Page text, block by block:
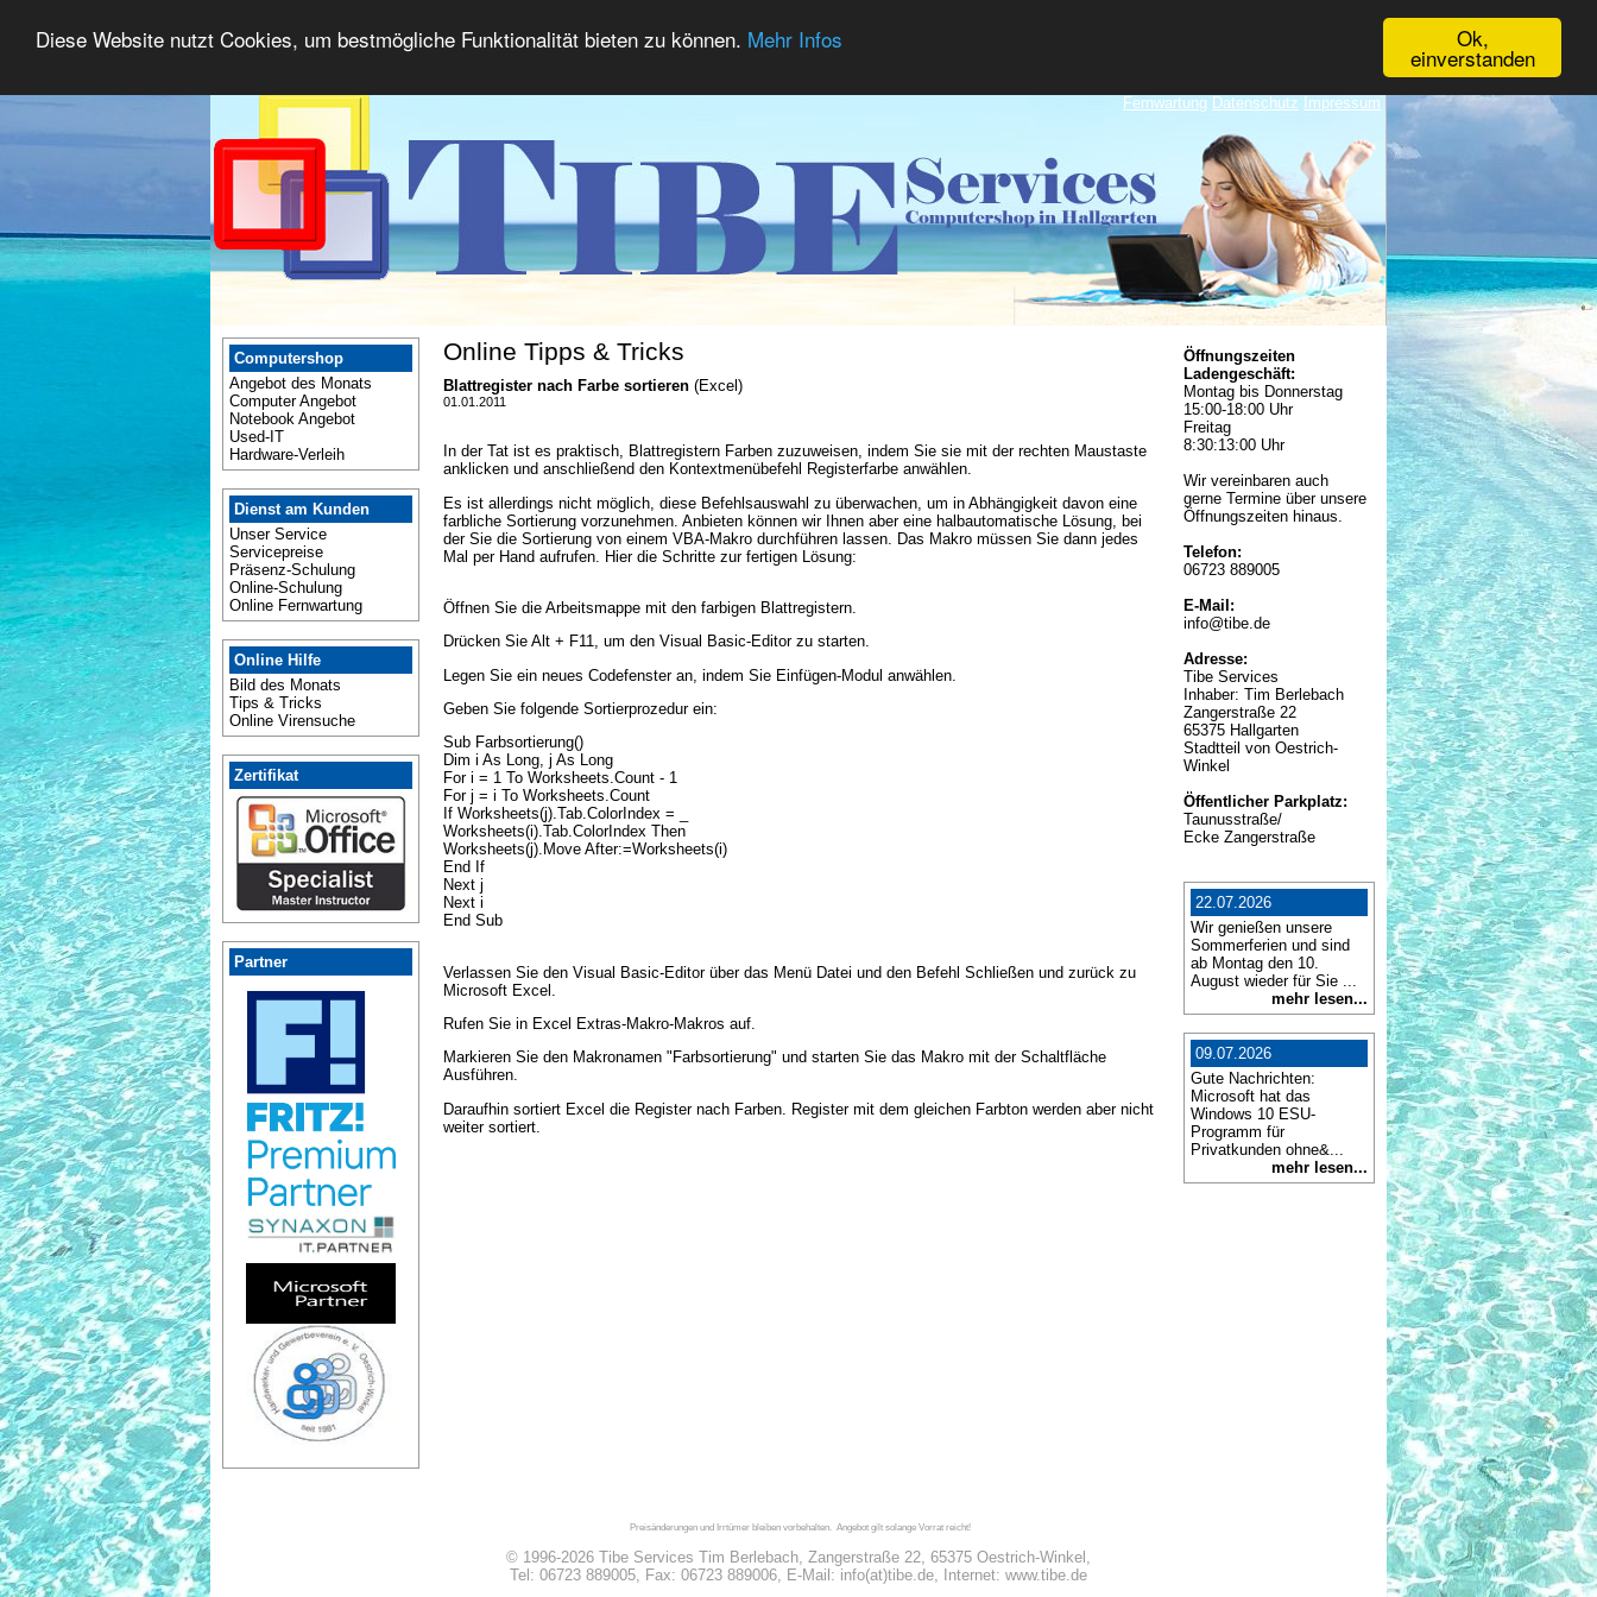
Ok,
einverstanden
Diese Website nutzt Cookies, um bestmögliche Funktionalität bieten zu können. Mehr Infos
Fernwartung Datenschutz Impressum
Computershop
Angebot des Monats
Computer Angebot
Notebook Angebot
Used-IT
Hardware-Verleih
Dienst am Kunden
Unser Service
Servicepreise
Präsenz-Schulung
Online-Schulung
Online Fernwartung
Online Hilfe
Bild des Monats
Tips & Tricks
Online Virensuche
Zertifikat
Partner
Online Tipps & Tricks
Blattregister nach Farbe sortieren (Excel)
01.01.2011
In der Tat ist es praktisch, Blattregistern Farben zuzuweisen, indem Sie sie mit der rechten Maustaste
anklicken und anschließend den Kontextmenübefehl Registerfarbe anwählen.
Es ist allerdings nicht möglich, diese Befehlsauswahl zu überwachen, um in Abhängigkeit davon eine
farbliche Sortierung vorzunehmen. Anbieten können wir Ihnen aber eine halbautomatische Lösung, bei
der Sie die Sortierung von einem VBA-Makro durchführen lassen. Das Makro müssen Sie dann jedes
Mal per Hand aufrufen. Hier die Schritte zur fertigen Lösung:
Öffnen Sie die Arbeitsmappe mit den farbigen Blattregistern.
Drücken Sie Alt + F11, um den Visual Basic-Editor zu starten.
Legen Sie ein neues Codefenster an, indem Sie Einfügen-Modul anwählen.
Geben Sie folgende Sortierprozedur ein:
Sub Farbsortierung()
Dim i As Long, j As Long
For i = 1 To Worksheets.Count - 1
For j = i To Worksheets.Count
If Worksheets(j).Tab.ColorIndex = _
Worksheets(i).Tab.ColorIndex Then
Worksheets(j).Move After:=Worksheets(i)
End If
Next j
Next i
End Sub
Verlassen Sie den Visual Basic-Editor über das Menü Datei und den Befehl Schließen und zurück zu
Microsoft Excel.
Rufen Sie in Excel Extras-Makro-Makros auf.
Markieren Sie den Makronamen "Farbsortierung" und starten Sie das Makro mit der Schaltfläche
Ausführen.
Daraufhin sortiert Excel die Register nach Farben. Register mit dem gleichen Farbton werden aber nicht
weiter sortiert.
Öffnungszeiten
Ladengeschäft:
Montag bis Donnerstag
15:00-18:00 Uhr
Freitag
8:30:13:00 Uhr
Wir vereinbaren auch
gerne Termine über unsere
Öffnungszeiten hinaus.
Telefon:
06723 889005
E-Mail:
info@tibe.de
Adresse:
Tibe Services
Inhaber: Tim Berlebach
Zangerstraße 22
65375 Hallgarten
Stadtteil von Oestrich-
Winkel
Öffentlicher Parkplatz:
Taunusstraße/
Ecke Zangerstraße
22.07.2026
Wir genießen unsere
Sommerferien und sind
ab Montag den 10.
August wieder für Sie ...
mehr lesen...
09.07.2026
Gute Nachrichten:
Microsoft hat das
Windows 10 ESU-
Programm für
Privatkunden ohne&...
mehr lesen...
Preisänderungen und Irrtümer bleiben vorbehalten. Angebot gilt solange Vorrat reicht!
© 1996-2026 Tibe Services Tim Berlebach, Zangerstraße 22, 65375 Oestrich-Winkel,
Tel: 06723 889005, Fax: 06723 889006, E-Mail: info(at)tibe.de, Internet: www.tibe.de